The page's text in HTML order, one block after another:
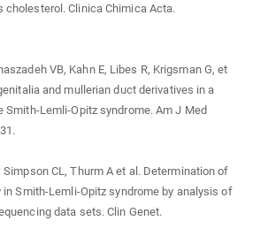
cholesterol. Clinica Chimica Acta.
VB, Kahn E, Libes R, Krigsman G, et
and mullerian duct derivatives in a
Smith-Lemli-Opitz syndrome. Am J Med
Simpson CL, Thurm A et al. Determination of
Smith-Lemli-Opitz syndrome by analysis of
data sets. Clin Genet.